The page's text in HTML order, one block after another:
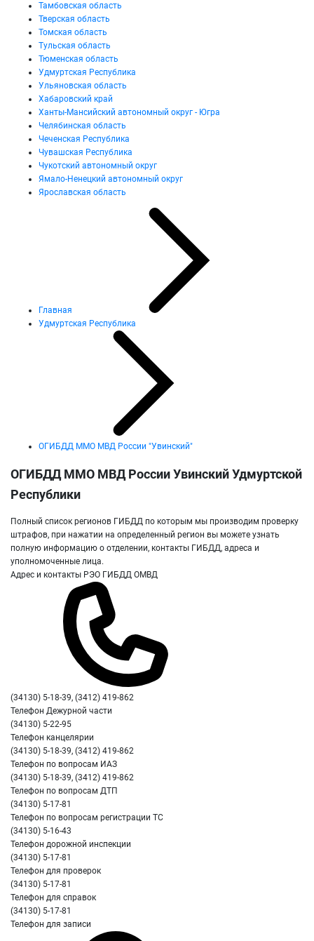
Тамбовская область
Тверская область
Томская область
Тульская область
Тюменская область
Удмуртская Республика
Ульяновская область
Хабаровский край
Ханты-Мансийский автономный округ - Югра
Челябинская область
Чеченская Республика
Чувашская Республика
Чукотский автономный округ
Ямало-Ненецкий автономный округ
Ярославская область
Главная
Удмуртская Республика
ОГИБДД ММО МВД России "Увинский"
ОГИБДД ММО МВД России Увинский Удмуртской
Республики
Полный список регионов ГИБДД по которым мы производим проверку
штрафов, при нажатии на определенный регион вы можете узнать
полную информацию о отделении, контакты ГИБДД, адреса и
уполномоченные лица.
Адрес и контакты РЭО ГИБДД ОМВД
(34130) 5-18-39, (3412) 419-862
Телефон Дежурной части
(34130) 5-22-95
Телефон канцелярии
(34130) 5-18-39, (3412) 419-862
Телефон по вопросам ИАЗ
(34130) 5-18-39, (3412) 419-862
Телефон по вопросам ДТП
(34130) 5-17-81
Телефон по вопросам регистрации ТС
(34130) 5-16-43
Телефон дорожной инспекции
(34130) 5-17-81
Телефон для проверок
(34130) 5-17-81
Телефон для справок
(34130) 5-17-81
Телефон для записи